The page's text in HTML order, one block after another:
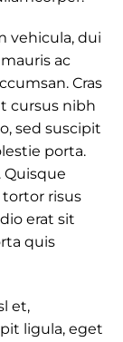
vehicula, dui
ac
Cras
cursus nibh
sed suscipit
porta.
Quisque
risus
erat sit
quis
et,
ligula, eget